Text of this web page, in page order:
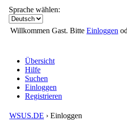
Sprache wählen:
Willkommen Gast. Bitte Einloggen
Übersicht
Hilfe
Suchen
Einloggen
Registrieren
WSUS.DE › Einloggen